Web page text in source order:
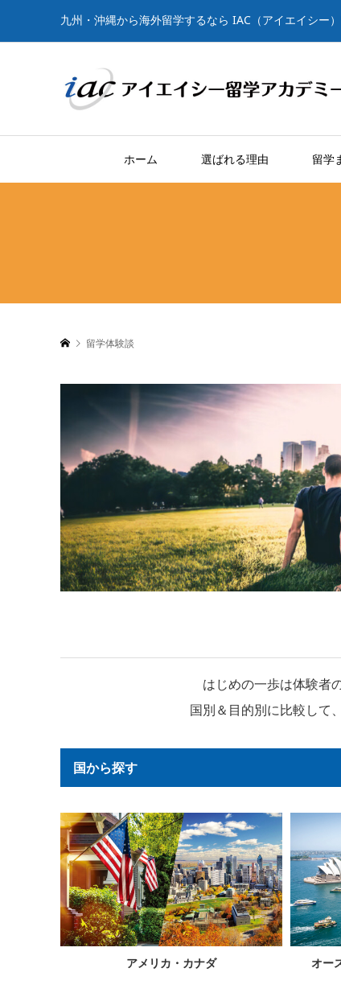
九州・沖縄から海外留学するなら IAC（アイエイシー
ホーム 選ばれる理由 留学
留学体験談
はじめの一歩は体験者
国別＆目的別に比較して
国から探す
アメリカ・カナダ オー